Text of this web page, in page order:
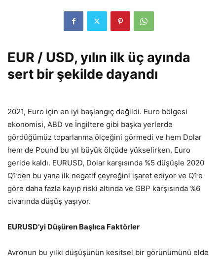
EUR / USD, yılın ilk üç ayında
sert bir şekilde dayandı
2021, Euro için en iyi başlangıç ​​değildi. Euro bölgesi
ekonomisi, ABD ve İngiltere gibi başka yerlerde
gördüğümüz toparlanma ölçeğini görmedi ve hem Dolar
hem de Pound bu yıl büyük ölçüde yükselirken, Euro
geride kaldı. EURUSD, Dolar karşısında %5 düşüşle 2020
Q1’den bu yana ilk negatif çeyreğini işaret ediyor ve Q1’e
göre daha fazla kayıp riski altında ve GBP karşısında %6
civarında düşüş yaşıyor.
EURUSD’yi Düşüren Başlıca Faktörler
Avronun bu yılki düşüşünün kesitsel bir görünümünü elde